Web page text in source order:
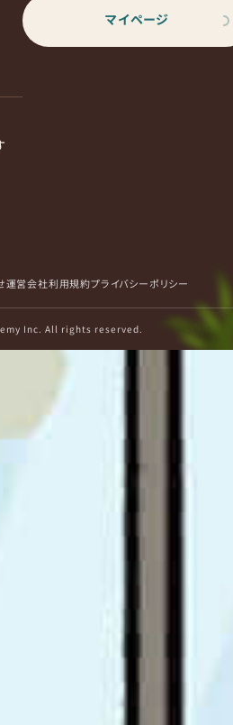
マイページ
運営会社利用規約プライバシーポリシー
Inc. All rights reserved.